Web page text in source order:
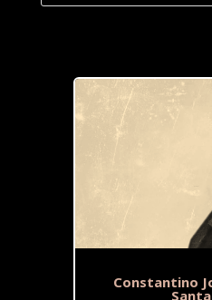
Constantino